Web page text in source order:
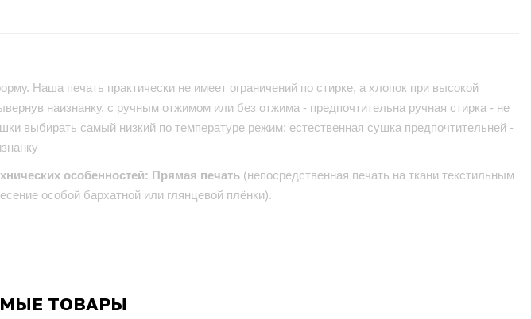
Наша печать практически не имеет ограничений по стирке, а хлопок при высокой
наизнанку, с ручным отжимом или без отжима - предпочтительна ручная стирка - не
выбирать самый низкий по температуре режим; естественная сушка предпочтительней -
особенностей: Прямая печать (непосредственная печать на ткани текстильным
особой бархатной или глянцевой плёнки).
ТОВАРЫ